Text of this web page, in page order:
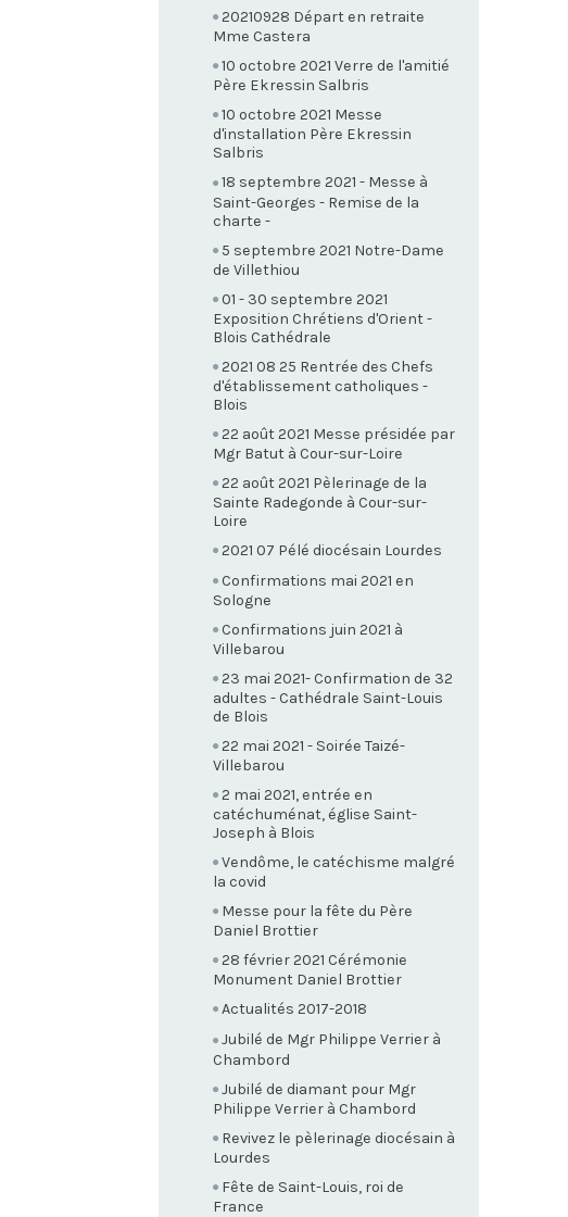
20210928 Départ en retraite
Mme Castera
10 octobre 2021 Verre de l'amitié
Père Ekressin Salbris
10 octobre 2021 Messe
d'installation Père Ekressin
Salbris
18 septembre 2021 - Messe à
Saint-Georges - Remise de la
charte -
5 septembre 2021 Notre-Dame
de Villethiou
01 - 30 septembre 2021
Exposition Chrétiens d'Orient -
Blois Cathédrale
2021 08 25 Rentrée des Chefs
d'établissement catholiques -
Blois
22 août 2021 Messe présidée par
Mgr Batut à Cour-sur-Loire
22 août 2021 Pèlerinage de la
Sainte Radegonde à Cour-sur-
Loire
2021 07 Pélé diocésain Lourdes
Confirmations mai 2021 en
Sologne
Confirmations juin 2021 à
Villebarou
23 mai 2021- Confirmation de 32
adultes - Cathédrale Saint-Louis
de Blois
22 mai 2021 - Soirée Taizé-
Villebarou
2 mai 2021, entrée en
catéchuménat, église Saint-
Joseph à Blois
Vendôme, le catéchisme malgré
la covid
Messe pour la fête du Père
Daniel Brottier
28 février 2021 Cérémonie
Monument Daniel Brottier
Actualités 2017-2018
Jubilé de Mgr Philippe Verrier à
Chambord
Jubilé de diamant pour Mgr
Philippe Verrier à Chambord
Revivez le pèlerinage diocésain à
Lourdes
Fête de Saint-Louis, roi de
France